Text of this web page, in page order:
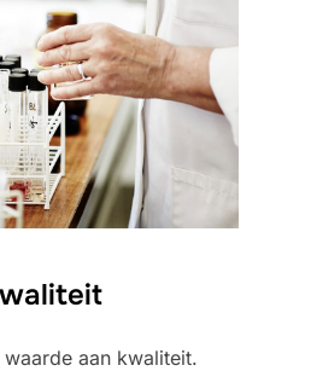
aan kwaliteit.